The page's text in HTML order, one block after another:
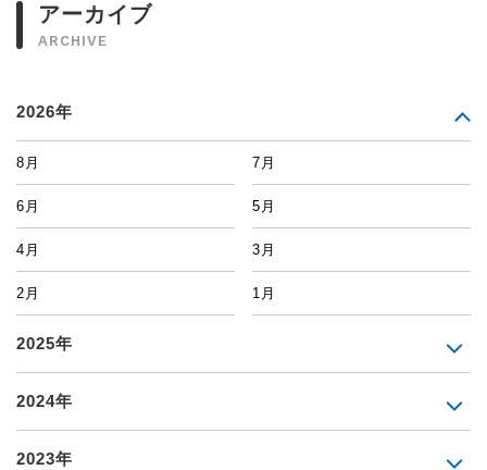
アーカイブ
ARCHIVE
2026年
8月 7月
6月 5月
4月 3月
2月 1月
2025年
2024年
2023年